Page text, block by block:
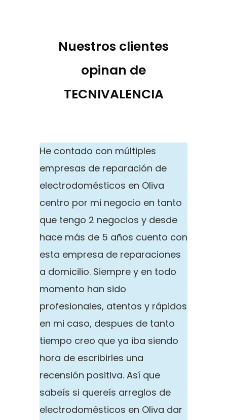
Nuestros clientes
opinan de
TECNIVALENCIA
He contado con múltiples
empresas de reparación de
electrodomésticos en Oliva
centro por mi negocio en tanto
que tengo 2 negocios y desde
hace más de 5 años cuento con
esta empresa de reparaciones
a domicilio. Siempre y en todo
momento han sido
profesionales, atentos y rápidos
en mi caso, despues de tanto
tiempo creo que ya iba siendo
hora de escribirles una
recensión positiva. Así que
sabeís si quereís arreglos de
electrodomésticos en Oliva dar